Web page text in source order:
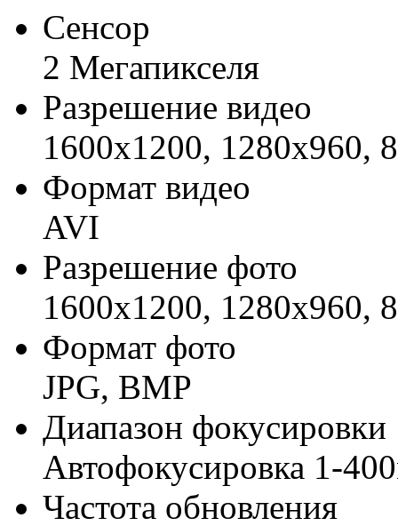
Сенсор
2 Мегапикселя
Разрешение видео
1600x1200, 1280х960,
Формат видео
AVI
Разрешение фото
1600x1200, 1280х960,
Формат фото
JPG, BMP
Диапазон фокусировки
Автофокусировка 1-
Частота обновления